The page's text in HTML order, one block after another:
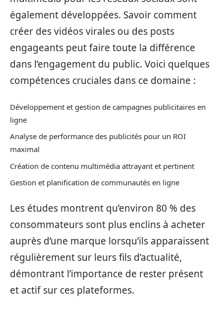
également développées. Savoir comment
créer des vidéos virales ou des posts
engageants peut faire toute la différence
dans l’engagement du public. Voici quelques
compétences cruciales dans ce domaine :
Développement et gestion de campagnes publicitaires en
ligne
Analyse de performance des publicités pour un ROI
maximal
Création de contenu multimédia attrayant et pertinent
Gestion et planification de communautés en ligne
Les études montrent qu’environ 80 % des
consommateurs sont plus enclins à acheter
auprès d’une marque lorsqu’ils apparaissent
régulièrement sur leurs fils d’actualité,
démontrant l’importance de rester présent
et actif sur ces plateformes.